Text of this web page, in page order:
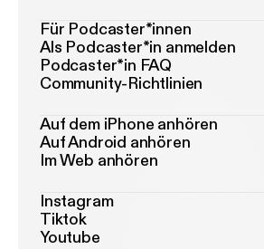
Für Podcaster*innen
Als Podcaster*in anmelden
Podcaster*in FAQ
Community-Richtlinien
Auf dem iPhone anhören
Auf Android anhören
Im Web anhören
Instagram
Tiktok
Youtube